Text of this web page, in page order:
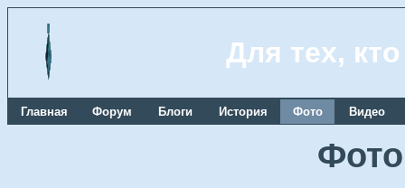
Для тех,
Главная Форум Блоги История Фото Видео